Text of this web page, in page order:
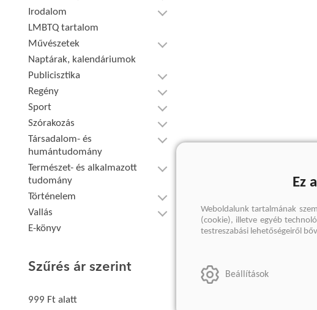
Irodalom
LMBTQ tartalom
Művészetek
Naptárak, kalendáriumok
Publicisztika
Regény
Sport
Szórakozás
Társadalom- és
humántudomány
Természet- és alkalmazott
tudomány
Történelem
Vallás
E-könyv
Szűrés ár szerint
999 Ft alatt
Ez
Weboldalunk tartalmának
(cookie), illetve egyéb
testreszabási lehetőségeiről
Beállítások